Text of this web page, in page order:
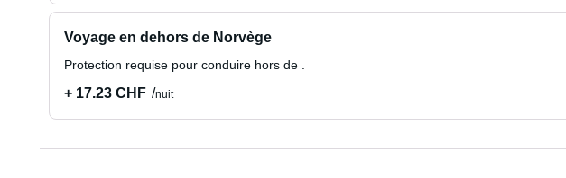
Voyage en dehors de Norvège
Protection requise pour conduire hors de .
+ 17.23 CHF nuit